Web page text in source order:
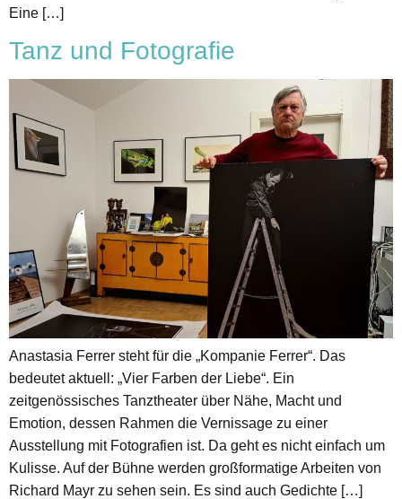
Eine […]
Tanz und Fotografie
Anastasia Ferrer steht für die „Kompanie Ferrer“. Das
bedeutet aktuell: „Vier Farben der Liebe“. Ein
zeitgenössisches Tanztheater über Nähe, Macht und
Emotion, dessen Rahmen die Vernissage zu einer
Ausstellung mit Fotografien ist. Da geht es nicht einfach um
Kulisse. Auf der Bühne werden großformatige Arbeiten von
Richard Mayr zu sehen sein. Es sind auch Gedichte […]